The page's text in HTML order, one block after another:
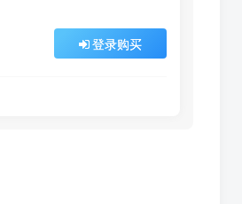
登录购买